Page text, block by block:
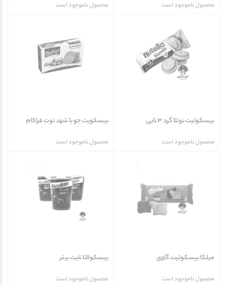
محصول ناموجود است محصول ناموجود است
بیسکوئیت نوتلا گرد 3 تایی
محصول ناموجود است
بیسکویت جو با شهد توت فراکام
محصول ناموجود است
میلکا بیسکوئیت گاوی
محصول ناموجود است
بیسکولاتا نایت بیتر
محصول ناموجود است